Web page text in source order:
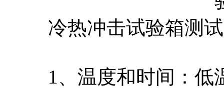
冷热冲击试验箱测试
1、温度和时间：低